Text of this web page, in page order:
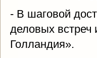
- В шаговой
деловых встреч
Голландия».